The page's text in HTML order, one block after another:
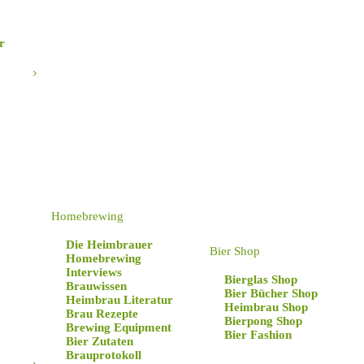
Homebrewing
Die Heimbrauer
Homebrewing
Interviews
Brauwissen
Heimbrau Literatur
Brau Rezepte
Brewing Equipment
Bier Zutaten
Brauprotokoll
Bier Shop
Bierglas Shop
Bier Bücher Shop
Heimbrau Shop
Bierpong Shop
Bier Fashion